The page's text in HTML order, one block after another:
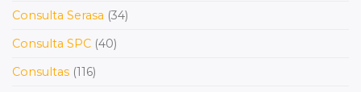
Consulta Serasa (34)
Consulta SPC (40)
Consultas (116)